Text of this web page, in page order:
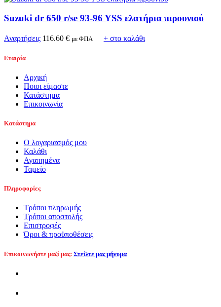
Suzuki dr 650 r/se 93-96 YSS ελατήρια πιρουνιού
Αναρτήσεις 116.60 € με ΦΠΑ + στο καλάθι
Εταιρία
Αρχική
Ποιοι είμαστε
Κατάστημα
Επικοινωνία
Κατάστημα
Ο λογαριασμός μου
Καλάθι
Αγαπημένα
Ταμείο
Πληροφορίες
Τρόποι πληρωμής
Τρόποι αποστολής
Επιστροφές
Όροι & προϋποθέσεις
Επικοινωνήστε μαζί μας: Στείλτε μας μήνυμα